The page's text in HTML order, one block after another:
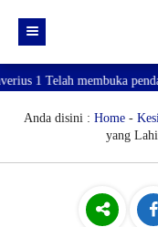
Portal SMA Xaverius 1
E-Computer base test
E-Library
Majalah Gita
Digital Content
membuka pendaftaran
Anda disini : Home-
yang